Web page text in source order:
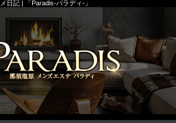
日記 | 「Paradis-パラディ-」